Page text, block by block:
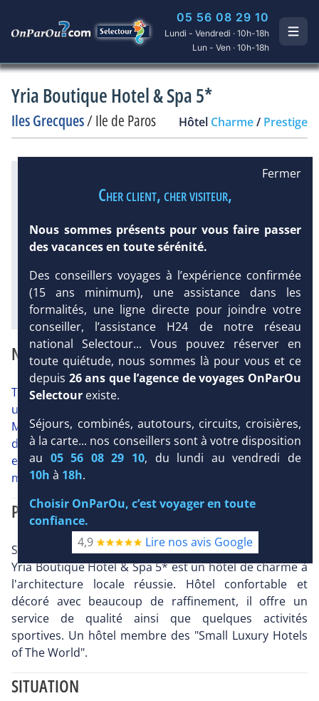
05 56 08 29 10
Lundi - Vendredi · 10h-18h
Lun - Ven · 10h-18h
Yria Boutique Hotel & Spa 5*
Iles Grecques/Ile de Paros Hôtel Charme/ Prestige
DEMANDE
97 mm
24 °C
Dist.
200 m
Long. Longueur
67
Tx:21 % Tx :23 %
Diaporama
NOTRE AVIS
Très bel ensemble d'architecture locale conçu comme
un village cycladique aux murs chaulés de blanc.
Membre des "Small Luxury Hotels Of the World", l'une
des plus belles adresses de Paros. Charme, Design,
environnement, service. Accès à l'hôtel à pied sur 200
m.
PRÉSENTATION
Situé à 200 mètres de la plage de Parasporos, l'hôtel
Yria Boutique Hotel & Spa 5* est un hôtel de charme à
l'architecture locale réussie. Hôtel confortable et
décoré avec beaucoup de raffinement, il offre un
service de qualité ainsi que quelques activités
sportives. Un hôtel membre des "Small Luxury Hotels
of The World".
SITUATION
Fermer
Cher client, cher visiteur,
Nous sommes présents pour vous faire passer
des vacances en toute sérénité.
Des conseillers voyages à l’expérience confirmée
(15 ans minimum), une assistance dans les
formalités, une ligne directe pour joindre votre
conseiller, l’assistance H24 de notre réseau
national Selectour... Vous pouvez réserver en
toute quiétude, nous sommes là pour vous et ce
depuis 26 ans que l’agence de voyages OnParOu
Selectour existe.
Séjours, combinés, autotours, circuits, croisières,
à la carte... nos conseillers sont à votre disposition
au 05 56 08 29 10, du lundi au vendredi de
10h à 18h.
Choisir OnParOu, c’est voyager en toute
confiance.
4,9
Lire nos avis Google